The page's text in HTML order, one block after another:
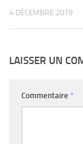
4 DÉCEMBRE 2019
LAISSER UN
Commentaire *